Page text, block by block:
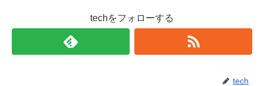
techをフォローする
tech